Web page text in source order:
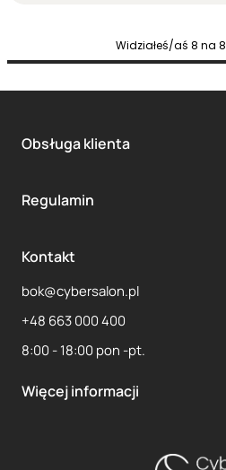
Widziałeś/aś 8 na 8
Obsługa klienta
Regulamin
Kontakt
bok@cybersalon.pl
+48 663 000 400
8:00 - 18:00 pon -pt.
Więcej informacji